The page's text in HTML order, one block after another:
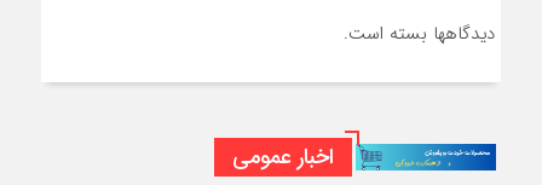
دیدگاهها بسته است.
اخبار عمومی